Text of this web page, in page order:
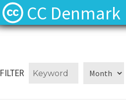
CC Denmark
Hvad er
Hvad er
FILTER